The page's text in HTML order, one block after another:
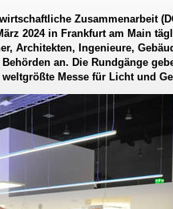
Zusammenarbeit
2024 in Frankfurt am Main
Architekten, Ingenieure,
an. Die Rundgänge
Messe für Licht und